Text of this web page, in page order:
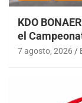
KDO
el
7 agosto, 2026